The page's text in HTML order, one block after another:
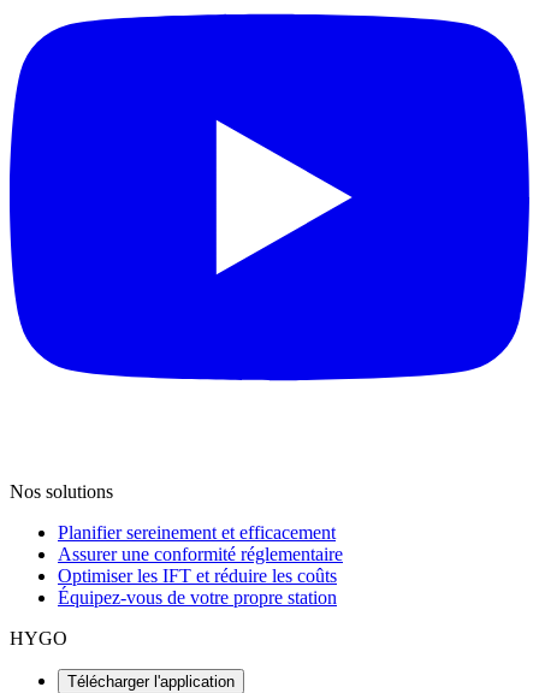
Nos solutions
Planifier sereinement et efficacement
Assurer une conformité réglementaire
Optimiser les IFT et réduire les coûts
Équipez-vous de votre propre station
HYGO
Télécharger l'application